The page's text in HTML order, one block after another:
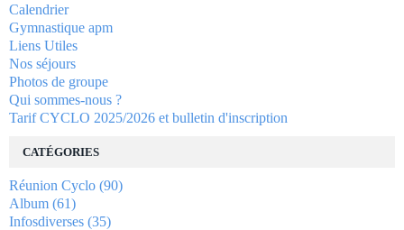
Calendrier
Gymnastique apm
Liens Utiles
Nos séjours
Photos de groupe
Qui sommes-nous ?
Tarif CYCLO 2025/2026 et bulletin d'inscription
CATÉGORIES
Réunion Cyclo (90)
Album (61)
Infosdiverses (35)